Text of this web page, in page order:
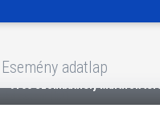
Esemény adatlap